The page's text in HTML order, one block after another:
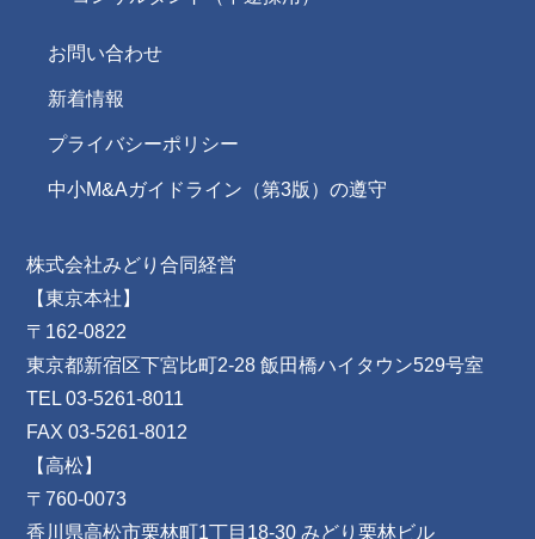
お問い合わせ
新着情報
プライバシーポリシー
中小M&Aガイドライン（第3版）の遵守
株式会社みどり合同経営
【東京本社】
〒162-0822
東京都新宿区下宮比町2-28 飯田橋ハイタウン529号室
TEL 03-5261-8011
FAX 03-5261-8012
【高松】
〒760-0073
香川県高松市栗林町1丁目18-30 みどり栗林ビル